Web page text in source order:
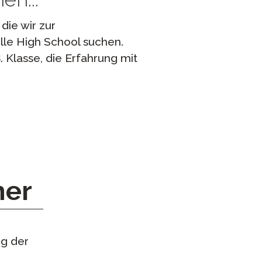
wir zur
High School suchen.
Klasse, die Erfahrung mit
der